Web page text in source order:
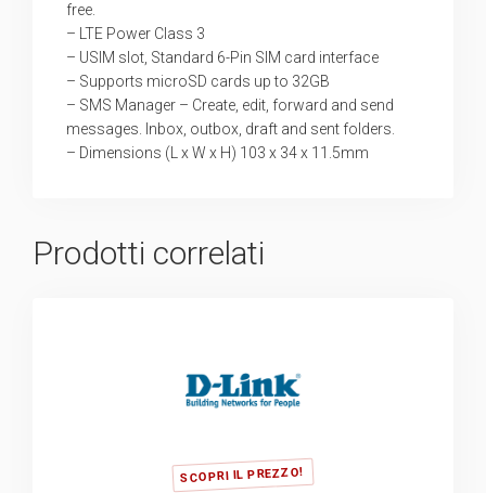
free.
– LTE Power Class 3
– USIM slot, Standard 6-Pin SIM card interface
– Supports microSD cards up to 32GB
– SMS Manager – Create, edit, forward and send
messages. Inbox, outbox, draft and sent folders.
– Dimensions (L x W x H) 103 x 34 x 11.5mm
Prodotti correlati
SCOPRI IL PREZZO!